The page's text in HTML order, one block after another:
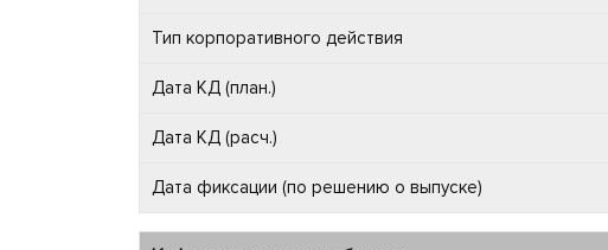
Тип корпоративного действия
Дата КД (план.)
Дата КД (расч.)
Дата фиксации (по решению о выпуске)